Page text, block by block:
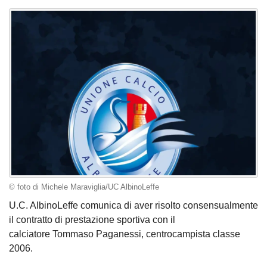
© foto di Michele Maraviglia/UC AlbinoLeffe
U.C. AlbinoLeffe comunica di aver risolto consensualmente
il contratto di prestazione sportiva con il
calciatore Tommaso Paganessi, centrocampista classe
2006.